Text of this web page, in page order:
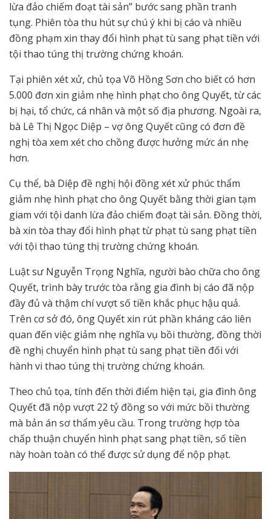
lừa đảo chiếm đoạt tài sản” bước sang phần tranh
tụng. Phiên tòa thu hút sự chú ý khi bị cáo và nhiều
đồng phạm xin thay đổi hình phạt tù sang phạt tiền với
tội thao túng thị trường chứng khoán.
Tại phiên xét xử, chủ tọa Võ Hồng Sơn cho biết có hơn
5.000 đơn xin giảm nhẹ hình phạt cho ông Quyết, từ các
bị hại, tổ chức, cá nhân và một số địa phương. Ngoài ra,
bà Lê Thị Ngọc Diệp – vợ ông Quyết cũng có đơn đề
nghị tòa xem xét cho chồng được hưởng mức án nhẹ
hơn.
Cụ thể, bà Diệp đề nghị hội đồng xét xử phúc thẩm
giảm nhẹ hình phạt cho ông Quyết bằng thời gian tạm
giam với tội danh lừa đảo chiếm đoạt tài sản. Đồng thời,
bà xin tòa thay đổi hình phạt từ phạt tù sang phạt tiền
với tội thao túng thị trường chứng khoán.
Luật sư Nguyễn Trọng Nghĩa, người bào chữa cho ông
Quyết, trình bày trước tòa rằng gia đình bị cáo đã nộp
đầy đủ và thậm chí vượt số tiền khắc phục hậu quả.
Trên cơ sở đó, ông Quyết xin rút phần kháng cáo liên
quan đến việc giảm nhẹ nghĩa vụ bồi thường, đồng thời
đề nghị chuyển hình phạt tù sang phạt tiền đối với
hành vi thao túng thị trường chứng khoán.
Theo chủ tọa, tính đến thời điểm hiện tại, gia đình ông
Quyết đã nộp vượt 22 tỷ đồng so với mức bồi thường
mà bản án sơ thẩm yêu cầu. Trong trường hợp tòa
chấp thuận chuyển hình phạt sang phạt tiền, số tiền
này hoàn toàn có thể được sử dụng để nộp phạt.